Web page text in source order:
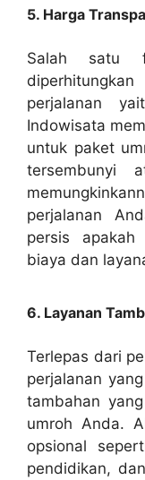
5. Harga
Salah satu
perjalanan
Indowisata
untuk paket
tersembunyi
perjalanan
persis
biaya dan
6. Layanan
Terlepas dari
perjalanan
tambahan
umroh Anda.
opsional
pendidikan,